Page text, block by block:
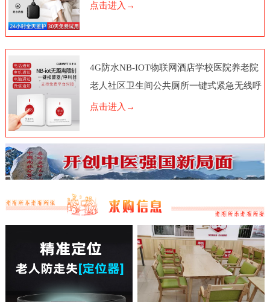
点击进入→
4G防水NB-IOT物联网酒店学校医院养老院
老人社区卫生间公共厕所一键式紧急无线呼
叫报警器按钮电话脑远程
点击进入→